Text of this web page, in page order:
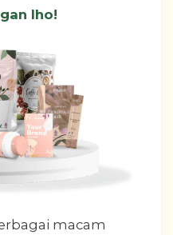
lho!
macam